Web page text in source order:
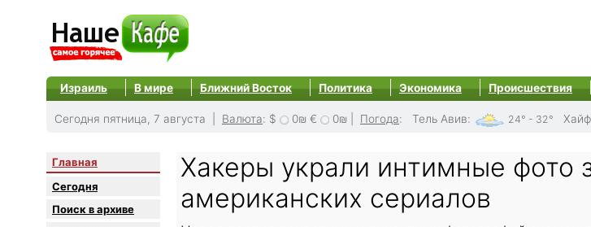
Израиль В мире Ближний Восток Политика Экономика Происшествия
Сегодня пятница, 7 августа | Валюта: $ 0₪ € 0₪ Погода: Тель Авив: 24° - 32°
Главная
Сегодня
Поиск в архиве
Хакеры украли интимные фото
американских сериалов